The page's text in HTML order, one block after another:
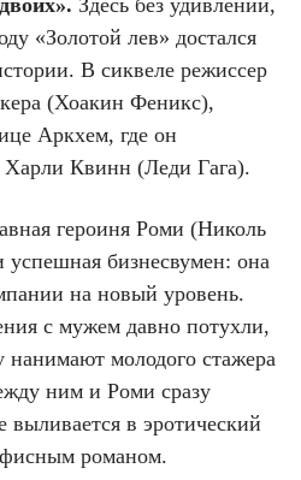
Здесь без удивлений,
«Золотой лев» достался
В сиквеле режиссер
(Хоакин Феникс),
Аркхем, где он
Харли Квинн (Леди Гага).
героиня Роми (Николь
бизнесвумен: она
на новый уровень.
с мужем давно потухли,
нанимают молодого стажера
ним и Роми сразу
выливается в эротический
романом.